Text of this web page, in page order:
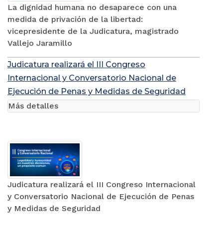
La dignidad humana no desaparece con una
medida de privación de la libertad:
vicepresidente de la Judicatura, magistrado
Vallejo Jaramillo
Judicatura realizará el III Congreso
Internacional y Conversatorio Nacional de
Ejecución de Penas y Medidas de Seguridad
Judicatura realizará el III Congreso Internacional
y Conversatorio Nacional de Ejecución de Penas
y Medidas de Seguridad
Más detalles